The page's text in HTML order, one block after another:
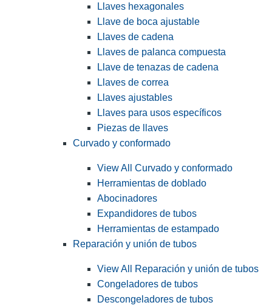
Llaves hexagonales
Llave de boca ajustable
Llaves de cadena
Llaves de palanca compuesta
Llave de tenazas de cadena
Llaves de correa
Llaves ajustables
Llaves para usos específicos
Piezas de llaves
Curvado y conformado
View All Curvado y conformado
Herramientas de doblado
Abocinadores
Expandidores de tubos
Herramientas de estampado
Reparación y unión de tubos
View All Reparación y unión de tubos
Congeladores de tubos
Descongeladores de tubos